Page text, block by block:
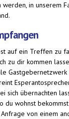
werden, in unserem
auf ein Treffen zu
zu dir kommen
Gastgebernetzwerk
external)
sich übernachten
du wohnst
von einem